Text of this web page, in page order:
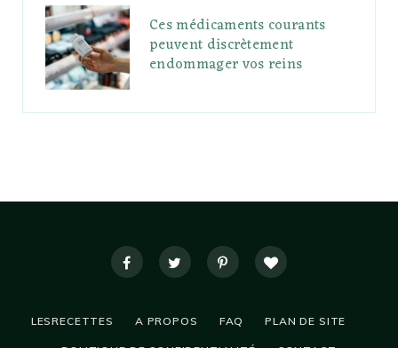
Ces médicaments courants
peuvent discrètement
endommager vos reins
LESRECETTES A PROPOS FAQ PLAN DE SITE